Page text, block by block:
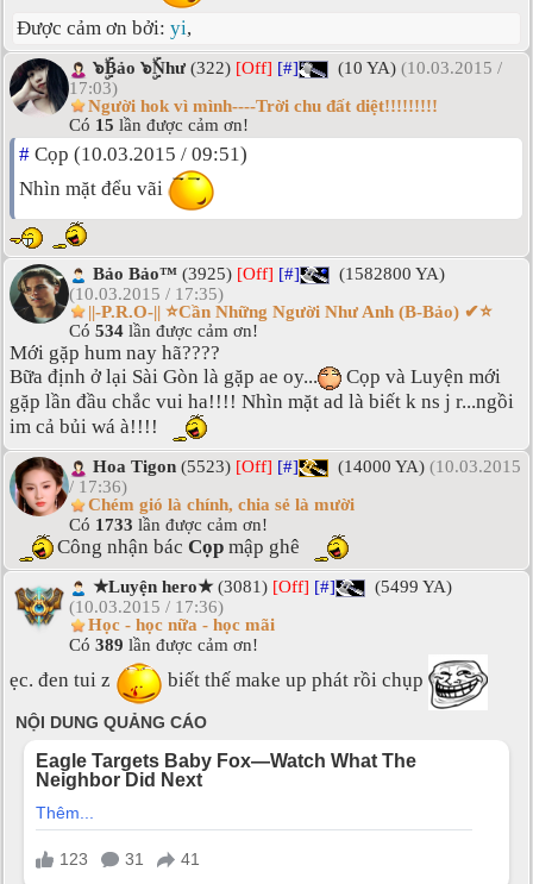
Được cảm ơn bởi: yi,
๖ۣۜBảo ๖ۣۜNhư (322) [Off] [#] (10 YA) (10.03.2015 /
17:03)
Người hok vì mình----Trời chu đất diệt!!!!!!!!!
Có 15 lần được cảm ơn!
# Cọp (10.03.2015 / 09:51)
Nhìn mặt đểu vãi
Bảo Bảo™ (3925) [Off] [#]
(1582800 YA)
(10.03.2015 / 17:35)
||-P.R.O-|| ⭐Cần Những Người Như Anh (B-Bảo) ✔⭐
Có 534 lần được cảm ơn!
Mới gặp hum nay hã????
Bữa định ở lại Sài Gòn là gặp ae oy...
Cọp và Luyện mới
gặp lần đầu chắc vui ha!!!! Nhìn mặt ad là biết k ns j r...ngồi
im cả bủi wá à!!!!
Hoa Tigon (5523) [Off] [#] (14000 YA) (10.03.2015
/ 17:36)
Chém gió là chính, chia sẻ là mười
Có 1733 lần được cảm ơn!
Công nhận bác Cọp mập ghê
★Luyện hero★(3081) [Off] [#]
(5499 YA)
(10.03.2015 / 17:36)
Học - học nữa - học mãi
Có 389 lần được cảm ơn!
ẹc. đen tui z biết thế make up phát rồi chụp